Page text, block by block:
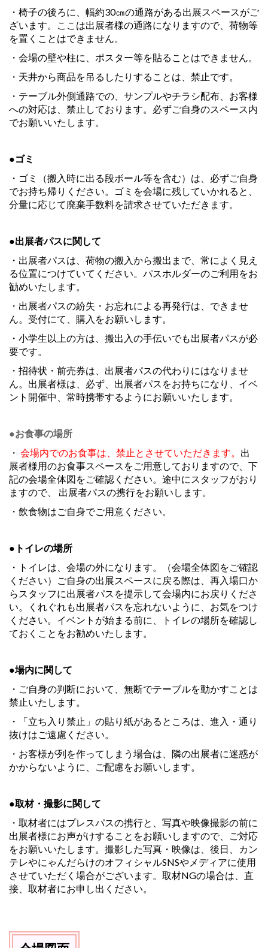
・椅子の後ろに、幅約30㎝の通路がある出展スペースがご
ざいます。ここは出展者様の通路になりますので、荷物等
を置くことはできません。
・会場の壁や柱に、ポスター等を貼ることはできません。
・天井から商品を吊るしたりすることは、禁止です。
・テーブル外側通路での、サンプルやチラシ配布、お客様
への対応は、禁止しております。必ずご自身のスペース内
でお願いいたします。
●ゴミ
・ゴミ（搬入時に出る段ボール等を含む）は、必ずご自身
でお持ち帰りください。ゴミを会場に残していかれると、
分量に応じて廃棄手数料を請求させていただきます。
●出展者パスに関して
・出展者パスは、荷物の搬入から搬出まで、常によく見え
る位置につけていてください。パスホルダーのご利用をお
勧めいたします。
・出展者パスの紛失・お忘れによる再発行は、できませ
ん。受付にて、購入をお願いします。
・小学生以上の方は、搬出入の手伝いでも出展者パスが必
要です。
・招待状・前売券は、出展者パスの代わりにはなりませ
ん。出展者様は、必ず、出展者パスをお持ちになり、イベ
ント開催中、常時携帯するようにお願いいたします。
●お食事の場所
・ 会場内でのお食事は、禁止とさせていただきます。 出
展者様用のお食事スペースをご用意しておりますので、下
記の会場全体図をご確認ください。途中にスタッフがおり
ますので、 出展者パスの携行をお願いします。
・飲食物はご自身でご用意ください。
●トイレの場所
・トイレは、会場の外になります。（会場全体図をご確認
ください）ご自身の出展スペースに戻る際は、再入場口か
らスタッフに出展者パスを提示して会場内にお戻りくださ
い。くれぐれも出展者パスを忘れないように、お気をつけ
ください。イベントが始まる前に、トイレの場所を確認し
ておくことをお勧めいたします。
●場内に関して
・ご自身の判断において、無断でテーブルを動かすことは
禁止いたします。
・「立ち入り禁止」の貼り紙があるところは、進入・通り
抜けはご遠慮ください。
・お客様が列を作ってしまう場合は、隣の出展者に迷惑が
かからないように、ご配慮をお願いします。
●取材・撮影に関して
・取材者にはプレスパスの携行と、写真や映像撮影の前に
出展者様にお声がけすることをお願いしますので、ご対応
をお願いいたします。撮影した写真・映像は、 後日、カン
テレやにゃんだらけのオフィシャルSNSやメディアに使用
させていただく 場合がございます。取材NGの場合は、直
接、取材者にお申し出ください。